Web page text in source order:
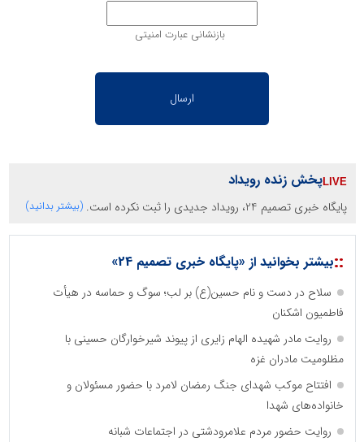
بازنشانی عبارت امنیتی
پخش زنده رویداد
پایگاه خبری تصمیم 24، رویداد جدیدی را ثبت نکرده است. (بیشتر بدانید)
::بیشتر بخوانید از «پایگاه خبری تصمیم 24»
سلاح در دست و نام حسین(ع) بر لب؛ سوگ و حماسه در هیأت
فاطمیون اشکنان
روایت مادر شهیده الهام زایری از پیوند شیرخوارگان حسینی با
مظلومیت مادران غزه
افتتاح موکب شهدای جنگ رمضان لامرد با حضور مسئولان و
خانواده‌های شهدا
روایت حضور مردم علامرودشتی در اجتماعات شبانه